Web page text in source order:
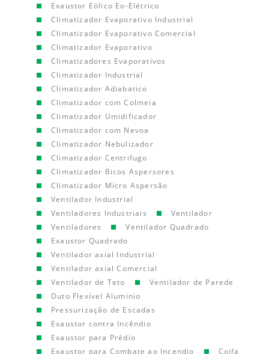
Exaustor Eólico Eo-Elétrico
Climatizador Evaporativo Industrial
Climatizador Evaporativo Comercial
Climatizador Evaporativo
Climatizadores Evaporativos
Climatizador Industrial
Climatizador Adiabatico
Climatizador com Colmeia
Climatizador Umidificador
Climatizador com Nevoa
Climatizador Nebulizador
Climatizador Centrifugo
Climatizador Bicos Aspersores
Climatizador Micro Aspersão
Ventilador Industrial
Ventiladores Industriais
Ventilador
Ventiladores
Ventilador Quadrado
Exaustor Quadrado
Ventilador axial Industrial
Ventilador axial Comercial
Ventilador de Teto
Ventilador de Parede
Duto Flexível Aluminio
Pressurização de Escadas
Exaustor contra Incêndio
Exaustor para Prédio
Exaustor para Combate ao Incendio
Coifa